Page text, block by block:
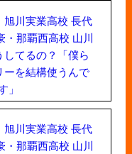
旭川実業高校 長代
・那覇西高校 山川
てるの？「僕ら
ーを結構使うんで
」
旭川実業高校 長代
・那覇西高校 山川